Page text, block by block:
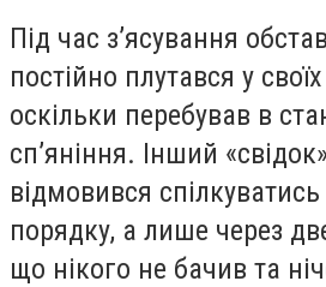
Під час з’ясування
постійно плутався у
оскільки перебував в
сп’яніння. Інший
відмовився
порядку, а лише через
що нікого не бачив та